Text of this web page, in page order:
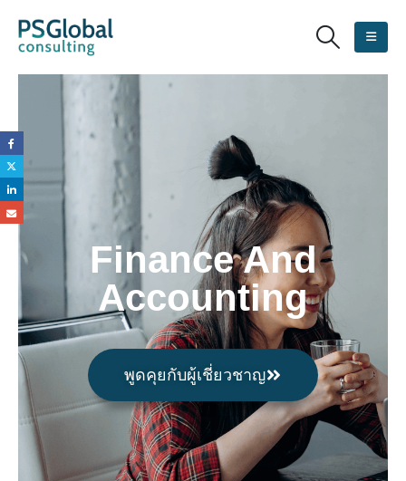
Finance And
Accounting
พูดคุยกับผู้เชี่ยวชาญ